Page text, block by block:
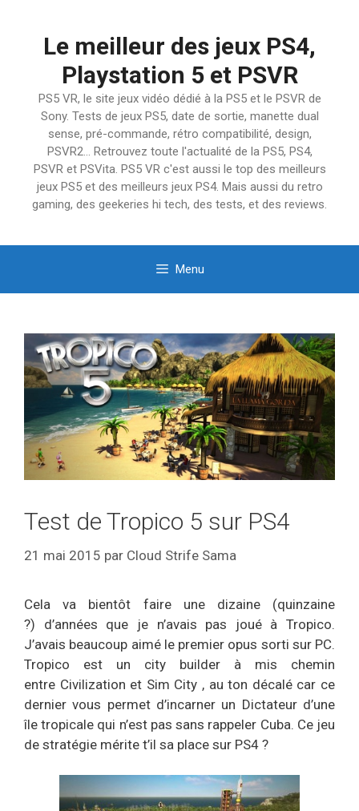
Le meilleur des jeux PS4,
Playstation 5 et PSVR
PS5 VR, le site jeux vidéo dédié à la PS5 et le PSVR de
Sony. Tests de jeux PS5, date de sortie, manette dual
sense, pré-commande, rétro compatibilité, design,
PSVR2… Retrouvez toute l'actualité de la PS5, PS4,
PSVR et PSVita. PS5 VR c'est aussi le top des meilleurs
jeux PS5 et des meilleurs jeux PS4. Mais aussi du retro
gaming, des geekeries hi tech, des tests, et des reviews.
Menu
Test de Tropico 5 sur PS4
21 mai 2015 par Cloud Strife Sama
Cela va bientôt faire une dizaine (quinzaine
?) d’années que je n’avais pas joué à Tropico.
J’avais beaucoup aimé le premier opus sorti sur PC.
Tropico est un city builder à mis chemin
entre Civilization et Sim City , au ton décalé car ce
dernier vous permet d’incarner un Dictateur d’une
île tropicale qui n’est pas sans rappeler Cuba. Ce jeu
de stratégie mérite t’il sa place sur PS4 ?